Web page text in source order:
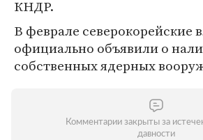
КНДР.
В феврале северокорейские
официально объявили о
собственных ядерных
Комментарии закрыты за
давности